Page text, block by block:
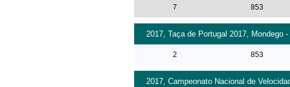
7 853
2017, Taça de Portugal 2017, Mondego
2 853
2017, Campeonato Nacional de